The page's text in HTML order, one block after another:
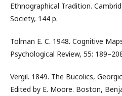
Ethnographical Tradition.
Society, 144 p.
Tolman E. C. 1948. Cognitive
Psychological Review, 55:
Vergil. 1849. The Bucolics,
Edited by E. Moore. Boston,